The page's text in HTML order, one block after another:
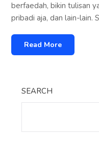
berfaedah, bikin tulisan
pribadi aja, dan lain-lain.
Read More
SEARCH